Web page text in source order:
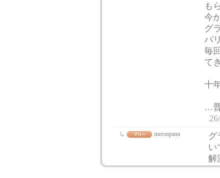
も
今
グ
バ
毎
て
十
…
meronpann
グ
い
解